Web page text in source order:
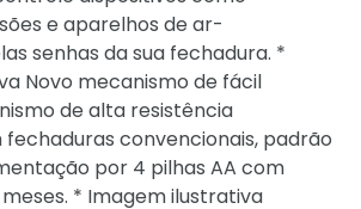
e aparelhos de ar-
senhas da sua fechadura. *
Novo mecanismo de fácil
de alta resistência
convencionais, padrão
por 4 pilhas AA com
* Imagem ilustrativa